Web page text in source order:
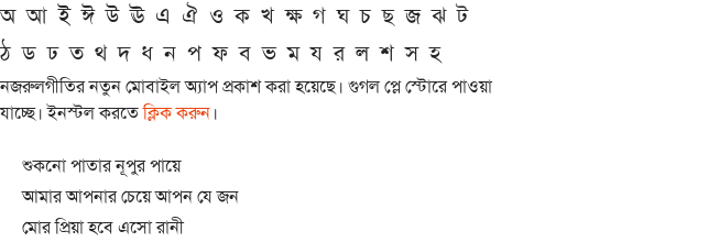
অ আ ই ঈ উ ঊ এ ঐ ও ক খ ক্ষ গ ঘ চ ছ জ ঝ ট
ঠ ড ঢ ত থ দ ধ ন প ফ ব ভ ম য র ল শ স হ
নজরুলগীতির নতুন মোবাইল অ্যাপ প্রকাশ করা হয়েছে। গুগল প্লে স্টোরে পাওয়া
যাচ্ছে। ইনস্টল করতেক্লিক করুন।
শুকনো পাতার নূপুর পায়ে
আমার আপনার চেয়ে আপন যে জন
মোর প্রিয়া হবে এসো রানী